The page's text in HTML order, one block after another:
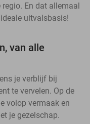
En dat allemaal
uitvalsbasis!
van alle
je verblijf bij
te vervelen. Op de
volop vermaak en
je gezelschap.